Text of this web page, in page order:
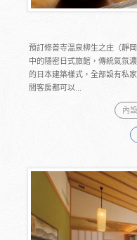
預訂修善寺溫泉柳生之庄（靜
中的隱密日式旅館，傳統氣氛
的日本建築樣式，全部設有私
間客房都可以...
內